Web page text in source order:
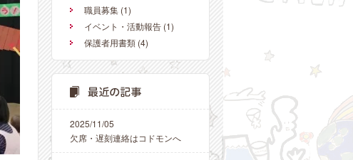
職員募集 (1)
イベント・活動報告 (1)
保護者用書類 (4)
2025/11/05
欠席・遅刻連絡はコドモンへ